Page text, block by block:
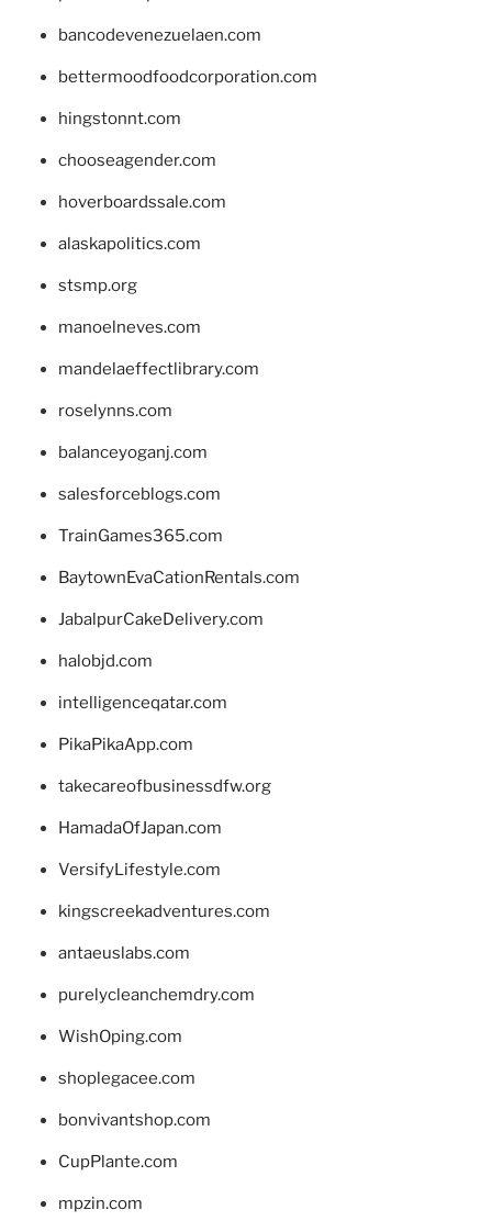
bancodevenezuelaen.com
bettermoodfoodcorporation.com
hingstonnt.com
chooseagender.com
hoverboardssale.com
alaskapolitics.com
stsmp.org
manoelneves.com
mandelaeffectlibrary.com
roselynns.com
balanceyoganj.com
salesforceblogs.com
TrainGames365.com
BaytownEvaCationRentals.com
JabalpurCakeDelivery.com
halobjd.com
intelligenceqatar.com
PikaPikaApp.com
takecareofbusinessdfw.org
HamadaOfJapan.com
VersifyLifestyle.com
kingscreekadventures.com
antaeuslabs.com
purelycleanchemdry.com
WishOping.com
shoplegacee.com
bonvivantshop.com
CupPlante.com
mpzin.com